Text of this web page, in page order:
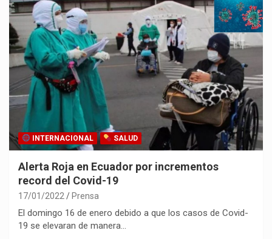
INTERNACIONAL SALUD
Alerta Roja en Ecuador por incrementos
record del Covid-19
17/01/2022 Prensa
El domingo 16 de enero debido a que los casos de Covid-
19 se elevaran de manera…